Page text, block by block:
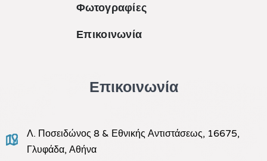
Φωτογραφίες
Επικοινωνία
Επικοινωνία
Λ. Ποσειδώνος 8 & Εθνικής Αντιστάσεως, 16675,
Γλυφάδα, Αθήνα